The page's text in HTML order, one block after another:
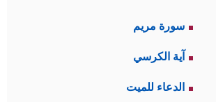
سورة مريم
آية الكرسي
الدعاء للميت